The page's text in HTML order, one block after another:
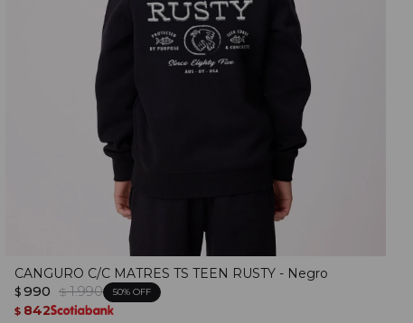
CANGURO C/C MATRES TS TEEN RUSTY - Negro
$ 990 $ 1.990 50
$ 842